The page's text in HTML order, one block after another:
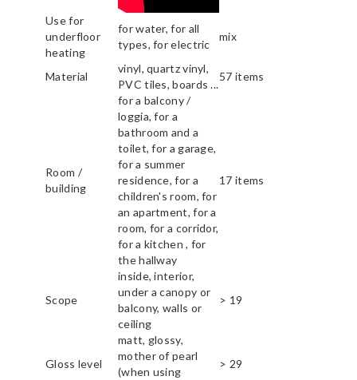
Use for
underfloor
heating
for water, for all
types, for electric
mix
Material
vinyl, quartz vinyl,
PVC tiles, boards ...
57 items
Room /
building
for a balcony /
loggia, for a
bathroom and a
toilet, for a garage,
for a summer
residence, for a
children's room, for
an apartment, for a
room, for a corridor,
for a kitchen , for
the hallway
17 items
Scope
inside, interior,
under a canopy or
balcony, walls or
ceiling
> 19
Gloss level
matt, glossy,
mother of pearl
(when using
> 29